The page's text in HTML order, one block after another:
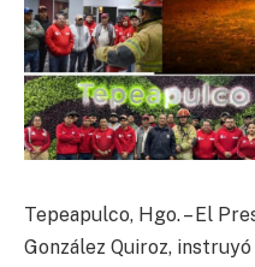
Tepeapulco, Hgo. – El
González Quiroz,